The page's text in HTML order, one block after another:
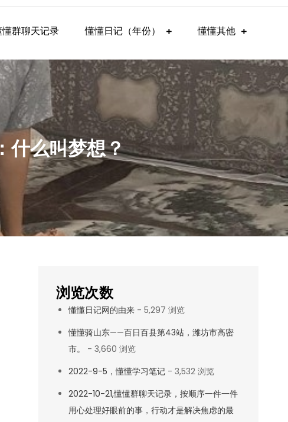
懂群聊天记录 懂懂日记（年份） 懂懂其他
什么叫梦想？
浏览次数
懂懂日记网的由来- 5,297 浏览
懂懂骑山东——百日百县第43站，潍坊市高密
市。
- 3,660 浏览
2022-9-5，懂懂学习笔记- 3,532 浏览
2022-10-21,懂懂群聊天记录，按顺序一件一件
用心处理好眼前的事，行动才是解决焦虑的最